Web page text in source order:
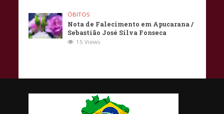
ÓBITOS
Nota de Falecimento em Apucarana /
Sebastião José Silva Fonseca
15 Views